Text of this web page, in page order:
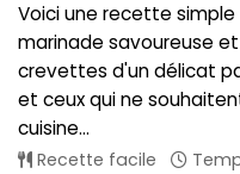
Voici une recette
marinade savoureuse
crevettes d'un délicat
et ceux qui ne
cuisine...
Recette facile